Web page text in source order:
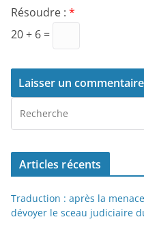
Résoudre : *
20 + 6 =
Articles récents
Traduction : après la
dévoyer le sceau judiciaire